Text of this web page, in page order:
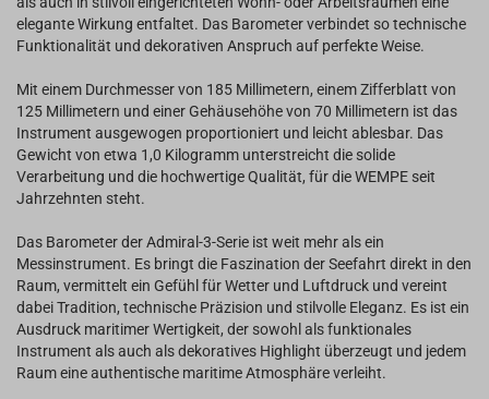
elegante Wirkung entfaltet. Das Barometer verbindet so technische
Funktionalität und dekorativen Anspruch auf perfekte Weise.
Mit einem Durchmesser von 185 Millimetern, einem Zifferblatt von
125 Millimetern und einer Gehäusehöhe von 70 Millimetern ist das
Instrument ausgewogen proportioniert und leicht ablesbar. Das
Gewicht von etwa 1,0 Kilogramm unterstreicht die solide
Verarbeitung und die hochwertige Qualität, für die WEMPE seit
Jahrzehnten steht.
Das Barometer der Admiral-3-Serie ist weit mehr als ein
Messinstrument. Es bringt die Faszination der Seefahrt direkt in den
Raum, vermittelt ein Gefühl für Wetter und Luftdruck und vereint
dabei Tradition, technische Präzision und stilvolle Eleganz. Es ist ein
Ausdruck maritimer Wertigkeit, der sowohl als funktionales
Instrument als auch als dekoratives Highlight überzeugt und jedem
Raum eine authentische maritime Atmosphäre verleiht.